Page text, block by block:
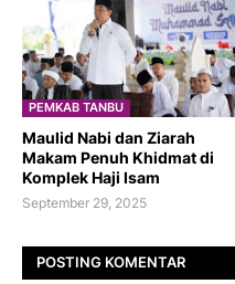
PEMKAB TANBU
Maulid Nabi dan Ziarah
Makam Penuh Khidmat di
Komplek Haji Isam
September 29, 2025
POSTING KOMENTAR